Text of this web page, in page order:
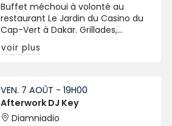
Buffet méchoui à volonté au
restaurant Le Jardin du Casino du
Cap-Vert à Dakar. Grillades,
spécialités variées chaque vendredi
et samedi soir.
voir plus
VEN. 7 AOÛT - 19H00
Afterwork DJ Key
Diamniadio